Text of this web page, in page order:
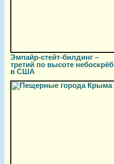
Эмпайр-стейт-билдинг –
третий по высоте небоскрёб
в США